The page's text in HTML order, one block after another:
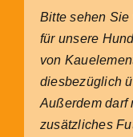
Bitte sehen Sie
für unsere
von
diesbezüglich
Außerdem darf
zusätzliches